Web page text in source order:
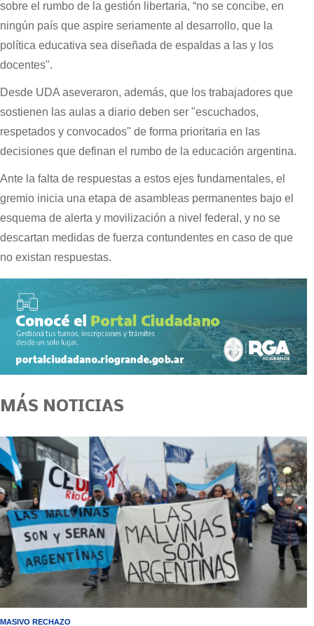
sobre el rumbo de la gestión libertaria, “no se concibe, en
ningún país que aspire seriamente al desarrollo, que la
política educativa sea diseñada de espaldas a las y los
docentes".
Desde UDA aseveraron, además, que los trabajadores que
sostienen las aulas a diario deben ser "escuchados,
respetados y convocados" de forma prioritaria en las
decisiones que definan el rumbo de la educación argentina.
Ante la falta de respuestas a estos ejes fundamentales, el
gremio inicia una etapa de asambleas permanentes bajo el
esquema de alerta y movilización a nivel federal, y no se
descartan medidas de fuerza contundentes en caso de que
no existan respuestas.
MÁS NOTICIAS
MASIVO RECHAZO